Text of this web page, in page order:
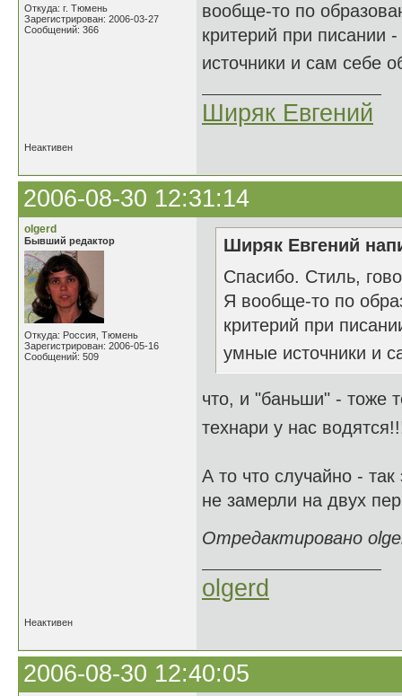
Откуда: г. Тюмень
Зарегистрирован: 2006-03-27
Сообщений: 366
вообще-то по
критерий при писании
источники и сам себе
Ширяк Евгений
Неактивен
2006-08-30 12:31:14
olgerd
Бывший редактор
Откуда: Россия, Тюмень
Зарегистрирован: 2006-05-16
Сообщений: 509
Ширяк Евгений
Спасибо. Стиль,
Я вообще-то по
критерий при
умные источники и
что, и "баньши" - тоже
технари у нас
А то что случайно -
не замерли на двух
Отредактировано
olgerd
Неактивен
2006-08-30 12:40:05